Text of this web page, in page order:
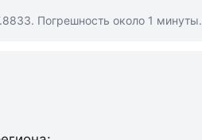
Погрешность около 1 минуты.